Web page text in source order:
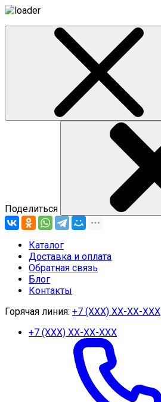
Поделиться
Каталог
Доставка и оплата
Обратная связь
Блог
Контакты
Горячая линия: +7 (ХХХ) ХХ-ХХ-ХХХ
+7 (ХХХ) ХХ-ХХ-ХХХ